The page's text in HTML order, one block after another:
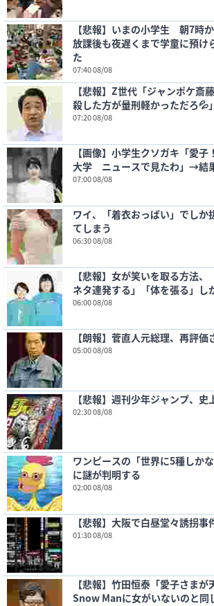
【悲報】いまの小学生 朝7時
放課後も夜遅くまで学童に預け
た
07:40 08/08
【悲報】Z世代「ジャンポケ斎
殺した方が量刑軽かっただろ
07:20 08/08
【画像】小学生クソガキ「愛子
大学 ニュースで見たわ」→結
07:00 08/08
ワイ、「着衣おっばい」でしか
てしまう
06:30 08/08
【悲報】女が笑いを取る方法
ネタ連発する」「体を張る」し
06:00 08/08
【朗報】菅直人元総理、再評価
05:00 08/08
【悲報】週刊少年ジャンプ、
02:30 08/08
ワンピースの「世界に5種しか
に謎が判明する
02:00 08/08
【悲報】大阪で白昼堂々誘拐事
01:30 08/08
【悲報】竹田恒泰「愛子さま
Snow Manに女がいないのと同